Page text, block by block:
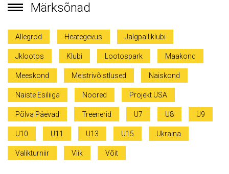
Märksõnad
Allegrod Heategevus Jalgpalliklubi
Jklootos Klubi Lootospark Maakond
Meeskond Meistrivõistlused Naiskond
Naiste Esiliiga Noored Projekt USA
Põlva Päevad Treenerid U7 U8 U9
U10 U11 U13 U15 Ukraina
Valikturniir Viik Võit